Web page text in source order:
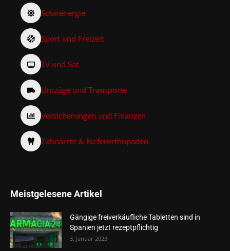
Solarenergie
Sport und Freizeit
TV und Sat
Umzüge und Transporte
Versicherungen und Finanzen
Zahnärzte & Kieferorthopäden
Meistgelesene Artikel
Gängige freiverkäufliche Tabletten sind in
Spanien jetzt rezeptpflichtig
3. Januar 2023